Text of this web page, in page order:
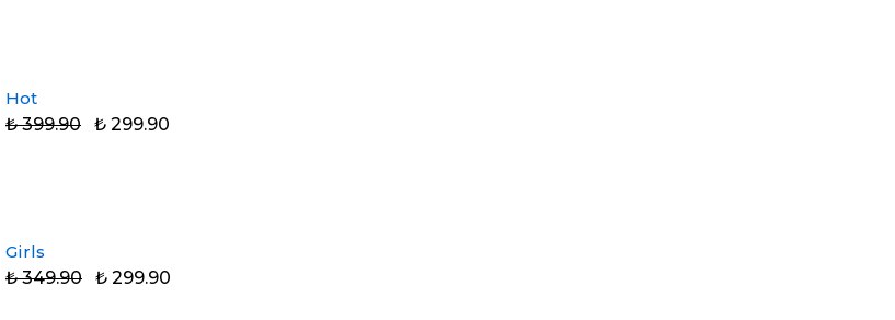
Hot
₺ 399.90
₺ 299.90
Girls
₺ 349.90
₺ 299.90